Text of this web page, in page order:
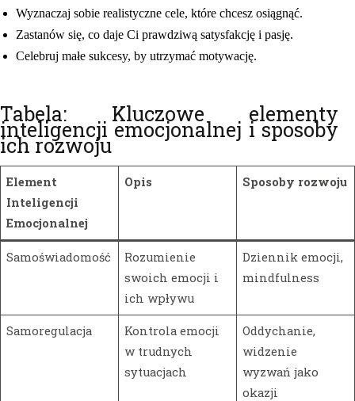
Wyznaczaj sobie realistyczne cele, które chcesz osiągnąć.
Zastanów się, co daje Ci prawdziwą satysfakcję i pasję.
Celebruj małe sukcesy, by utrzymać motywację.
Tabela: Kluczowe elementy
inteligencji emocjonalnej i sposoby
ich rozwoju
Element
Inteligencji
Emocjonalnej
Opis Sposoby rozwoju
Samoświadomość
Rozumienie
swoich emocji i
ich wpływu
Dziennik emocji,
mindfulness
Samoregulacja
Kontrola emocji
w trudnych
sytuacjach
Oddychanie,
widzenie
wyzwań jako
okazji